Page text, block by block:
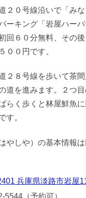
２０号線沿いで「み
ーキング「岩屋ハーバ
回６０分無料、その
００円です。
２８号線を歩いて茶
道を進みます。２つ
らく歩くと林屋鮮魚
す。
やしや）の基本情報
兵庫県淡路市岩屋